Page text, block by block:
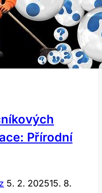
Přírodní
5. 2. 202515. 8.